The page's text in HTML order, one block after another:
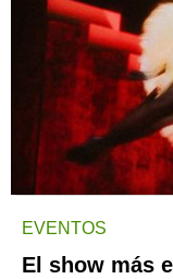
EVENTOS
El show más